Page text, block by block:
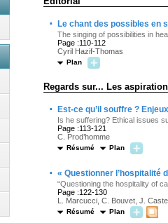
· Le chant des possibles en
The singing of possibilities in
Page :110-112
Cyril Hazif-Thomas
Plan
Regards sur... Les
· Est-ce qu’il souffre ?
Is he suffering? Ethical issues
Page :113-121
C. Prod’homme
Résumé Plan
· « Questionner l’hospitalité
“Questioning the hospitality of
Page :122-130
L. Marcucci, C. Bouvet, J.
Résumé Plan